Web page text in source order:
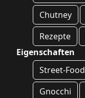
Chutney
Rezepte
Eigenschaften
Street-Food
Gnocchi